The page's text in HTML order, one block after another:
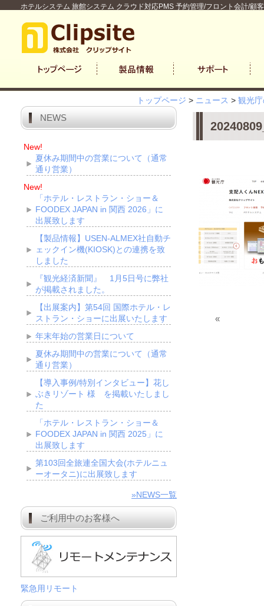
ホテルシステム 旅館システム クラウド対応PMS 予約管理/フロント会計/顧
トップページ > ニュース > 観光
«
NEWS
New!
夏休み期間中の営業について（通常
通り営業）
New!
「ホテル・レストラン・ショー＆
FOODEX JAPAN in 関西 2026」に
出展致します
【製品情報】USEN-ALMEX社自動チ
ェックイン機(KIOSK)との連携を致
しました
『観光経済新聞』 1月5日号に弊社
が掲載されました。
【出展案内】第54回 国際ホテル・レ
ストラン・ショーに出展いたします
年末年始の営業日について
夏休み期間中の営業について（通常
通り営業）
【導入事例/特別インタビュー】花し
ぶきリゾート 様 を掲載いたしまし
た
「ホテル・レストラン・ショー＆
FOODEX JAPAN in 関西 2025」に
出展致します
第103回全旅連全国大会(ホテルニュ
ーオータニ)に出展致します
»NEWS一覧
ご利用中のお客様へ
緊急用リモート